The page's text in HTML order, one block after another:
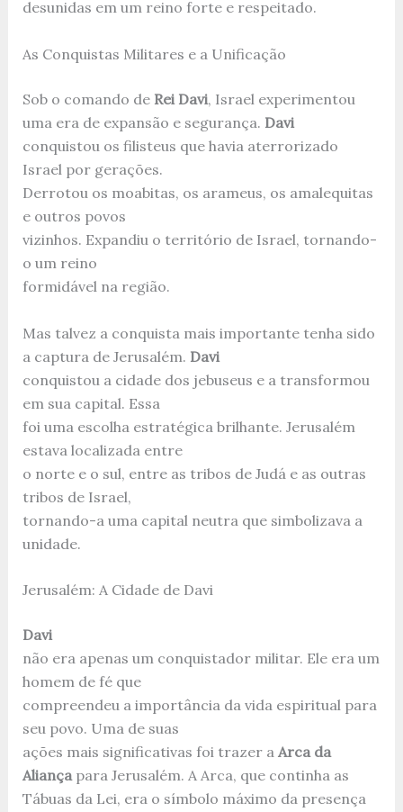
desunidas em um reino forte e respeitado.
As Conquistas Militares e a Unificação
Sob o comando de Rei Davi, Israel experimentou
uma era de expansão e segurança. Davi
conquistou os filisteus que havia aterrorizado
Israel por gerações.
Derrotou os moabitas, os arameus, os amalequitas
e outros povos
vizinhos. Expandiu o território de Israel, tornando-
o um reino
formidável na região.
Mas talvez a conquista mais importante tenha sido
a captura de Jerusalém. Davi
conquistou a cidade dos jebuseus e a transformou
em sua capital. Essa
foi uma escolha estratégica brilhante. Jerusalém
estava localizada entre
o norte e o sul, entre as tribos de Judá e as outras
tribos de Israel,
tornando-a uma capital neutra que simbolizava a
unidade.
Jerusalém: A Cidade de Davi
Davi
não era apenas um conquistador militar. Ele era um
homem de fé que
compreendeu a importância da vida espiritual para
seu povo. Uma de suas
ações mais significativas foi trazer a Arca da
Aliançapara Jerusalém. A Arca, que continha as
Tábuas da Lei, era o símbolo máximo da presença